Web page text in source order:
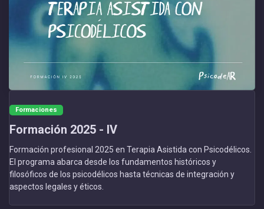
Formaciones
Formación 2025 - IV
Formación profesional 2025 en Terapia Asistida con Psicodélicos.
El programa abarca desde los fundamentos históricos y
filosóficos de los psicodélicos hasta técnicas de integración y
aspectos legales y éticos.